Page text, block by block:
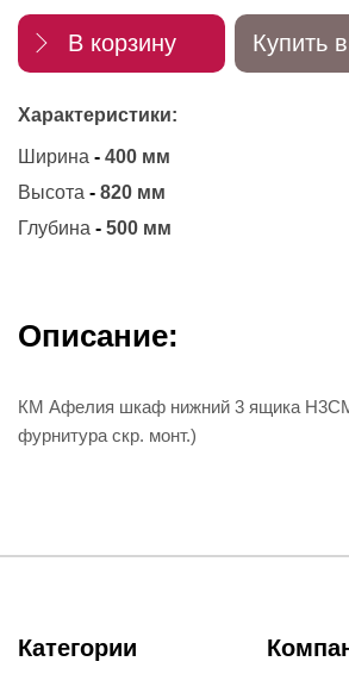
В корзину Купить
Характеристики:
Ширина - 400 мм
Высота - 820 мм
Глубина - 500 мм
Описание:
КМ Афелия шкаф нижний 3 ящика
фурнитура скр. монт.)
Категории